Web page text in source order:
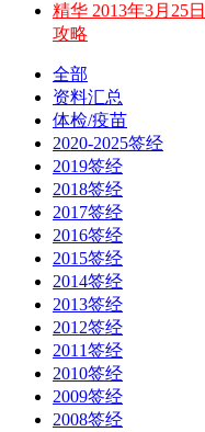
精华 2013年3月25
攻略
全部
资料汇总
体检/疫苗
2020-2025签经
2019签经
2018签经
2017签经
2016签经
2015签经
2014签经
2013签经
2012签经
2011签经
2010签经
2009签经
2008签经